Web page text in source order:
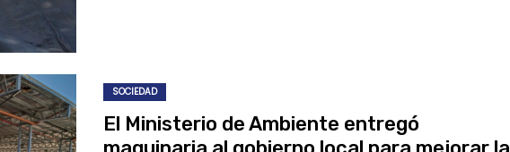
SOCIEDAD
El Ministerio de Ambiente entregó